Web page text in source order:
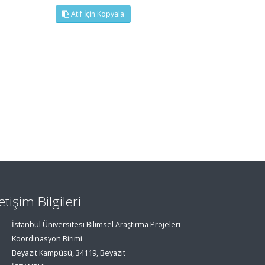
Atıf İçin Kopyala
Bilgileri
İstanbul Üniversitesi Bilimsel Araştırma Projeleri
Koordinasyon Birimi
Beyazıt Kampüsü, 34119, Beyazıt